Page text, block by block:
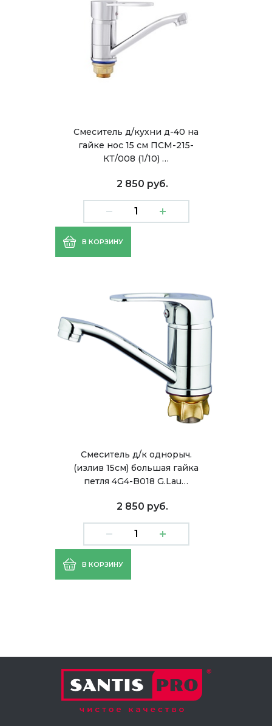
Смеситель д/кухни д-40 на
гайке нос 15 см ПСМ-215-
КТ/008 (1/10) …
2 850 руб.
В КОРЗИНУ
Смеситель д/к однорыч.
(излив 15см) большая гайка
петля 4G4-B018 G.Lau…
2 850 руб.
В КОРЗИНУ